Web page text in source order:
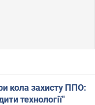
кола захисту ППО:
технології"